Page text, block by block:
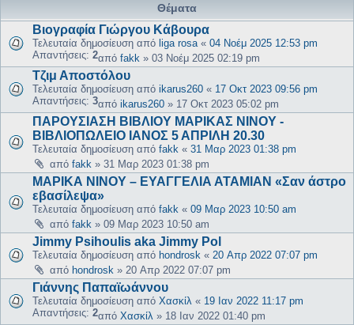
Θέματα
Βιογραφία Γιώργου Κάβουρα
Τελευταία δημοσίευση από liga rosa « 04 Νοέμ 2025 12:53 pm
Απαντήσεις: 2από fakk » 03 Νοέμ 2025 02:19 pm
Τζιμ Αποστόλου
Τελευταία δημοσίευση από ikarus260 « 17 Οκτ 2023 09:56 pm
Απαντήσεις: 3από ikarus260 » 17 Οκτ 2023 05:02 pm
ΠΑΡΟΥΣΙΑΣΗ ΒΙΒΛΙΟΥ ΜΑΡΙΚΑΣ ΝΙΝΟΥ -
ΒΙΒΛΙΟΠΩΛΕΙΟ ΙΑΝΟΣ 5 ΑΠΡΙΛΗ 20.30
Τελευταία δημοσίευση από fakk « 31 Μαρ 2023 01:38 pm
από fakk » 31 Μαρ 2023 01:38 pm
ΜΑΡΙΚΑ ΝΙΝΟΥ – ΕΥΑΓΓΕΛΙΑ ΑΤΑΜΙΑΝ «Σαν άστρο
εβασίλεψα»
Τελευταία δημοσίευση από fakk « 09 Μαρ 2023 10:50 am
από fakk » 09 Μαρ 2023 10:50 am
Jimmy Psihoulis aka Jimmy Pol
Τελευταία δημοσίευση από hondrosk « 20 Απρ 2022 07:07 pm
από hondrosk » 20 Απρ 2022 07:07 pm
Γιάννης Παπαϊωάννου
Τελευταία δημοσίευση από Χασκίλ « 19 Ιαν 2022 11:17 pm
Απαντήσεις: 2από Χασκίλ » 18 Ιαν 2022 01:40 pm